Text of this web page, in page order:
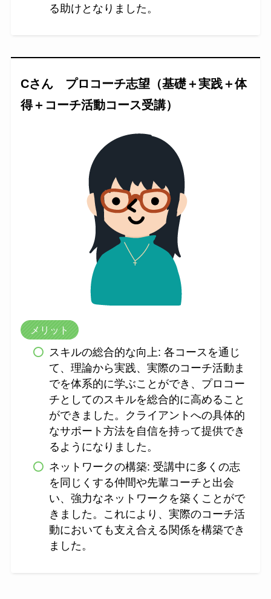
る助けとなりました。
Cさん プロコーチ志望（基礎＋実践＋体
得＋コーチ活動コース受講）
メリット
スキルの総合的な向上: 各コースを通じ
て、理論から実践、実際のコーチ活動ま
でを体系的に学ぶことができ、プロコー
チとしてのスキルを総合的に高めること
ができました。クライアントへの具体的
なサポート方法を自信を持って提供でき
るようになりました。
ネットワークの構築: 受講中に多くの志
を同じくする仲間や先輩コーチと出会
い、強力なネットワークを築くことがで
きました。これにより、実際のコーチ活
動においても支え合える関係を構築でき
ました。